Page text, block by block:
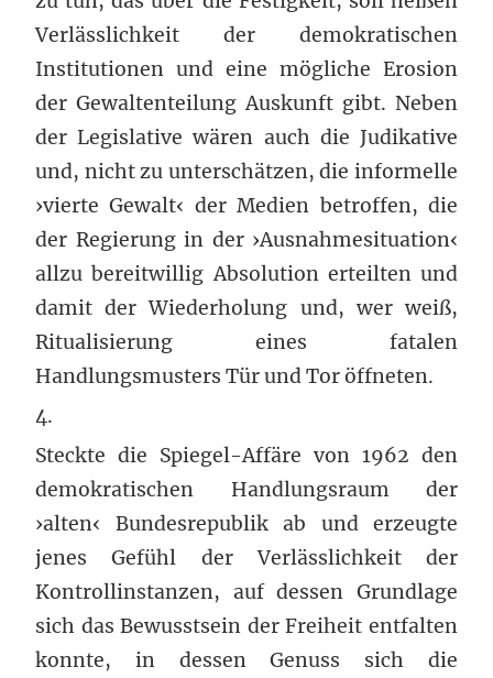
Verlässlichkeit der demokratischen
Institutionen und eine mögliche Erosion
der Gewaltenteilung Auskunft gibt. Neben
der Legislative wären auch die Judikative
und, nicht zu unterschätzen, die informelle
›vierte Gewalt‹ der Medien betroffen, die
der Regierung in der ›Ausnahmesituation‹
allzu bereitwillig Absolution erteilten und
damit der Wiederholung und, wer weiß,
Ritualisierung eines fatalen
Handlungsmusters Tür und Tor öffneten.
4.
Steckte die Spiegel-Affäre von 1962 den
demokratischen Handlungsraum der
›alten‹ Bundesrepublik ab und erzeugte
jenes Gefühl der Verlässlichkeit der
Kontrollinstanzen, auf dessen Grundlage
sich das Bewusstsein der Freiheit entfalten
konnte, in dessen Genuss sich die